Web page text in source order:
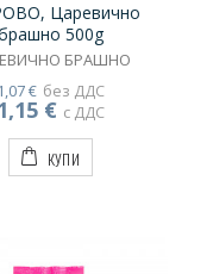
Царевично
500g
БРАШНО
без ДДС
€
с ДДС
€
КУПИ